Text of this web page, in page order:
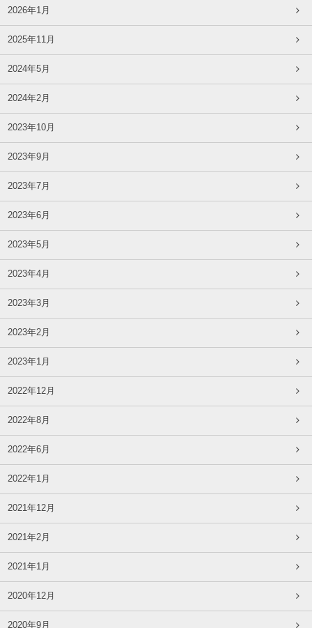
2026年1月
2025年11月
2024年5月
2024年2月
2023年10月
2023年9月
2023年7月
2023年6月
2023年5月
2023年4月
2023年3月
2023年2月
2023年1月
2022年12月
2022年8月
2022年6月
2022年1月
2021年12月
2021年2月
2021年1月
2020年12月
2020年9月